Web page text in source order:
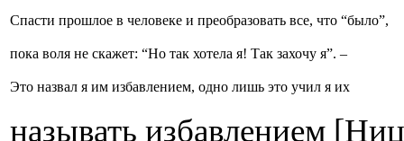
Спасти прошлое в человеке и преобразовать все, что “было”,
пока воля не скажет: “Но так хотела я! Так захочу я”. –
Это назвал я им избавлением, одно лишь это учил я их
называть избавлением